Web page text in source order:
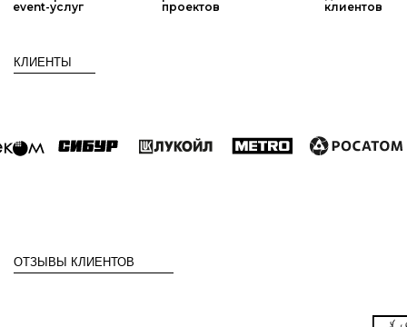
проектов
event-услуг
клиентов
КЛИЕНТЫ
ОТЗЫВЫ КЛИЕНТОВ